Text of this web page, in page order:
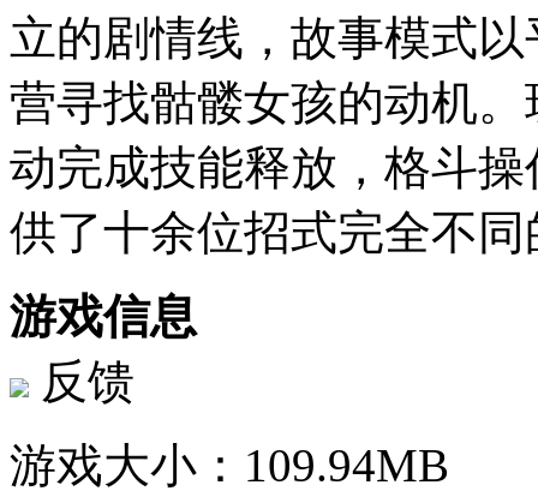
立的剧情线，故事模式
营寻找骷髅女孩的动机
动完成技能释放，格斗
供了十余位招式完全不
游戏信息
反馈
游戏大小： 109.94MB